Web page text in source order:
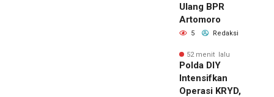
Ulang BPR
Artomoro
5 Redaksi
52 menit lalu
Polda DIY
Intensifkan
Operasi KRYD,